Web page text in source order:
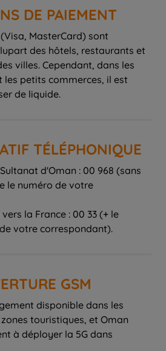
DE PAIEMENT
MasterCard) sont
des hôtels, restaurants et
villes. Cependant, dans les
les petits commerces, il est
de liquide.
TÉLÉPHONIQUE
d'Oman : 00 968 (sans
le numéro de votre
la France : 00 33 (+ le
votre correspondant).
GSM
disponible dans les
touristiques, et Oman
à déployer la 5G dans